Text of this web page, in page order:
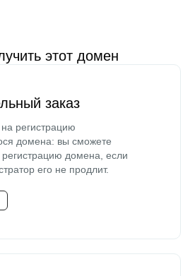
этот домен
заказ
регистрацию
домена: вы сможете
регистрацию домена, если
его не продлит.